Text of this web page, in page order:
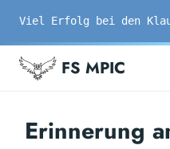
Viel Erfolg bei den
FS MPIC
Erinnerung